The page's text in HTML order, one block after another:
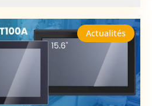
Actualités